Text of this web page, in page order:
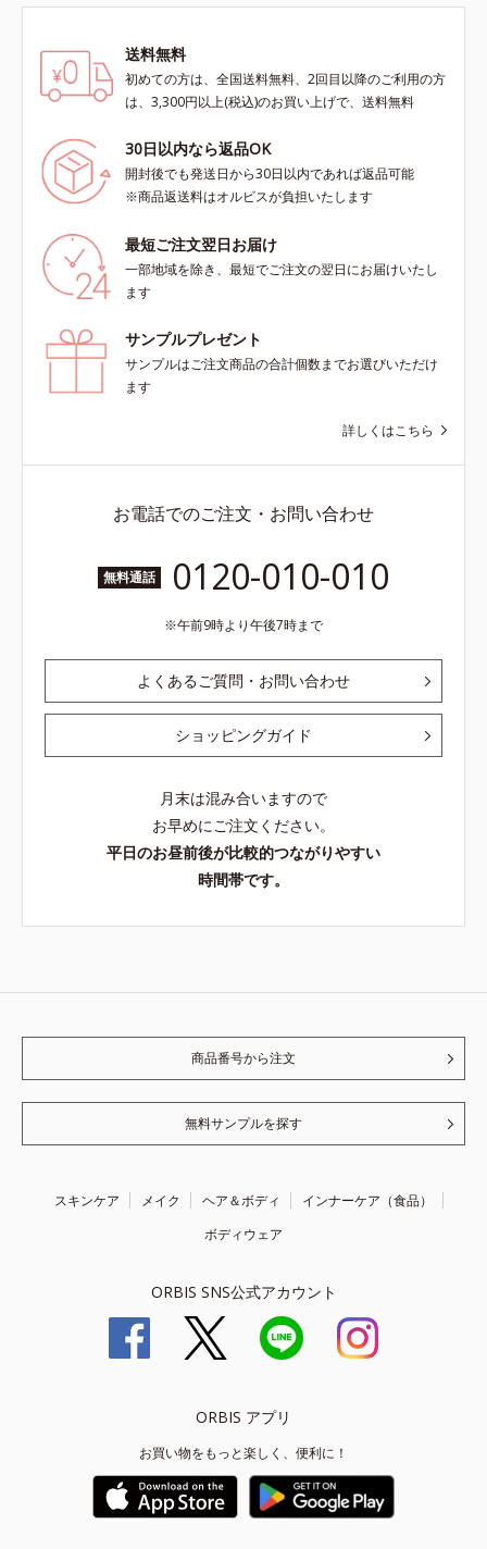
送料無料
初めての方は、全国送料無料、2回目以降のご利用の方
は、3,300円以上(税込)のお買い上げで、送料無料
30日以内なら返品OK
開封後でも発送日から30日以内であれば返品可能
※商品返送料はオルビスが負担いたします
最短ご注文翌日お届け
一部地域を除き、最短でご注文の翌日にお届けいたし
ます
サンプルプレゼント
サンプルはご注文商品の合計個数までお選びいただけ
ます
詳しくはこちら
お電話でのご注文・お問い合わせ
無料通話 0120-010-010
午前9時より午後7時まで
よくあるご質問・お問い合わせ
ショッピングガイド
月末は混み合いますので
お早めにご注文ください。
平日のお昼前後が比較的つながりやすい
時間帯です。
商品番号から注文
無料サンプルを探す
スキンケア メイク ヘア＆ボディ
インナーケア（食品）
ボディウェア
ORBIS SNS公式アカウント
ORBIS アプリ
お買い物をもっと楽しく、便利に！